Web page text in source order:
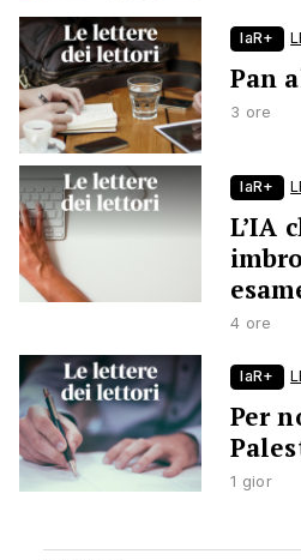
laR+
Pan
3 ore
laR+
L’IA
4 ore
laR+
Per
1 gior